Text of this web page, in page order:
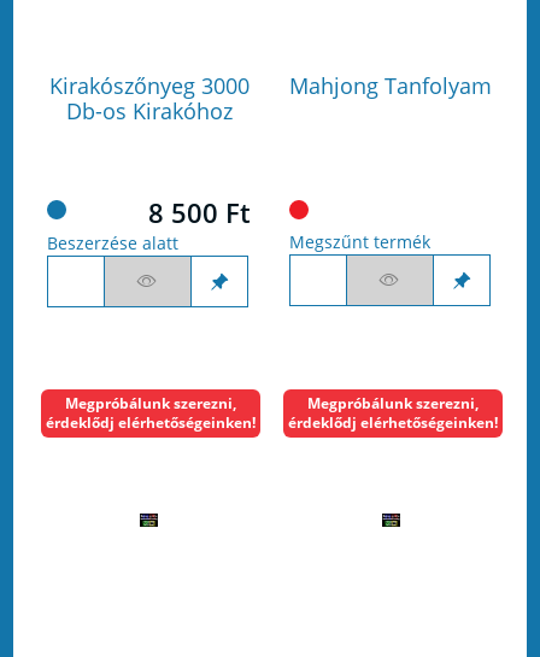
Kirakószőnyeg 3000
Db-os Kirakóhoz
8 500 Ft
Beszerzése alatt
Mahjong Tanfolyam
Megszűnt termék
Megpróbálunk szerezni,
érdeklődj elérhetőségeinken!
Megpróbálunk szerezni,
érdeklődj elérhetőségeinken!